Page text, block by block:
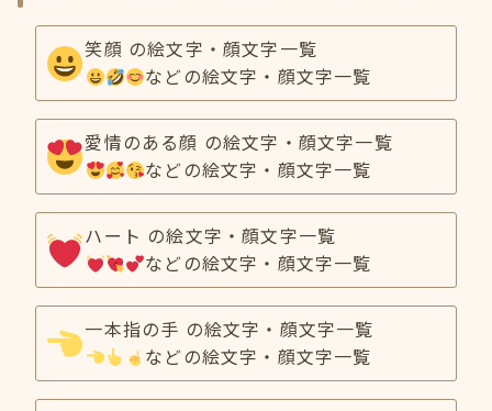
笑顔 の絵文字・顔文字一覧
などの絵文字・顔文字一覧
愛情のある顔 の絵文字・顔文字一覧
などの絵文字・顔文字一覧
ハート の絵文字・顔文字一覧
などの絵文字・顔文字一覧
一本指の手 の絵文字・顔文字一覧
などの絵文字・顔文字一覧